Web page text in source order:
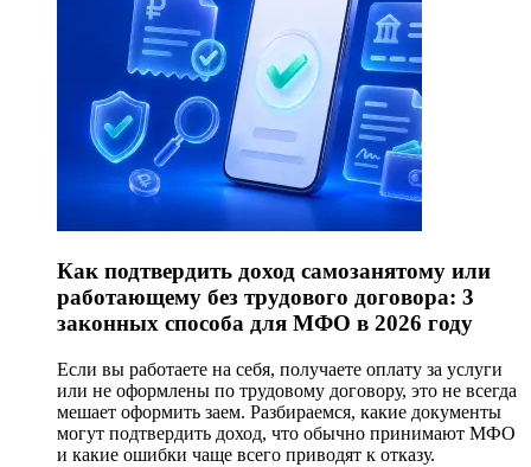
Как подтвердить доход самозанятому или
работающему без трудового договора: 3
законных способа для МФО в 2026 году
Если вы работаете на себя, получаете оплату за услуги
или не оформлены по трудовому договору, это не всегда
мешает оформить заем. Разбираемся, какие документы
могут подтвердить доход, что обычно принимают МФО
и какие ошибки чаще всего приводят к отказу.